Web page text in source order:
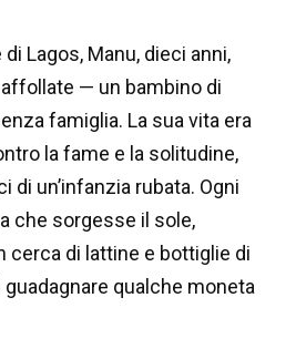
Lagos, Manu, dieci anni,
— un bambino di
famiglia. La sua vita era
la fame e la solitudine,
di un’infanzia rubata. Ogni
che sorgesse il sole,
cerca di lattine e bottiglie di
qualche moneta